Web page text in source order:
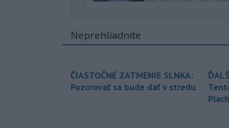
Neprehliadnite
ČIASTOČNÉ ZATMENIE SLNKA:
Pozorovať sa bude dať v stredu